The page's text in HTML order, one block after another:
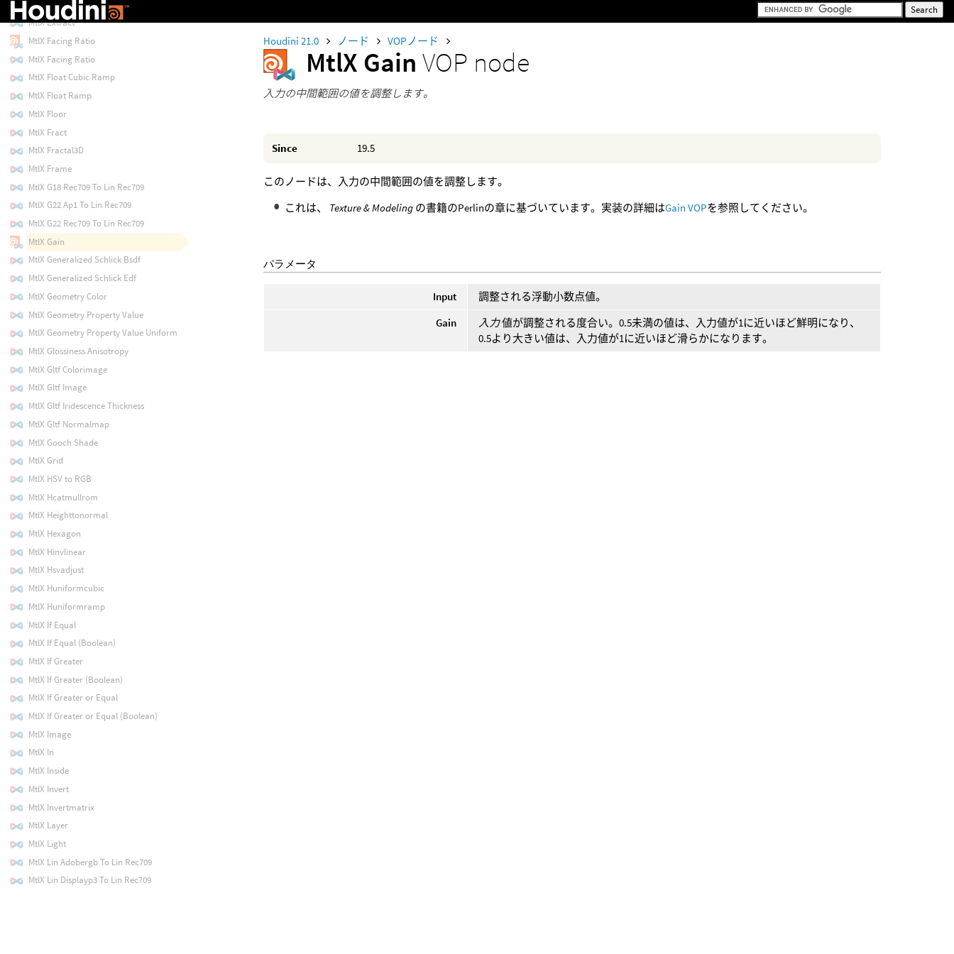
Houdini 21.0 ノード VOPノード
MtlX GainVOP node
入力の中間範囲の値を調整します。
Since 19.5
このノードは、入力の中間範囲の値を調整します。
これは、 Texture & Modeling の書籍のPerlinの章に基づいています。実装の詳細はGain VOPを参照してください。
パラメータ
Input
調整される浮動小数点値。
Gain
入力値が調整される度合い。0.5未満の値は、入力値が1に近いほど鮮明になり、
0.5より大きい値は、入力値が1に近いほど滑らかになります。
MtlX Exp
MtlX Extract
MtlX Facing Ratio
MtlX Facing Ratio
MtlX Float Cubic Ramp
MtlX Float Ramp
MtlX Floor
MtlX Fract
MtlX Fractal3D
MtlX Frame
MtlX G18 Rec709 To Lin Rec709
MtlX G22 Ap1 To Lin Rec709
MtlX G22 Rec709 To Lin Rec709
MtlX Gain
MtlX Generalized Schlick Bsdf
MtlX Generalized Schlick Edf
MtlX Geometry Color
MtlX Geometry Property Value
MtlX Geometry Property Value Uniform
MtlX Glossiness Anisotropy
MtlX Gltf Colorimage
MtlX Gltf Image
MtlX Gltf Iridescence Thickness
MtlX Gltf Normalmap
MtlX Gooch Shade
MtlX Grid
MtlX HSV to RGB
MtlX Hcatmullrom
MtlX Heighttonormal
MtlX Hexagon
MtlX Hinvlinear
MtlX Hsvadjust
MtlX Huniformcubic
MtlX Huniformramp
MtlX If Equal
MtlX If Equal (Boolean)
MtlX If Greater
MtlX If Greater (Boolean)
MtlX If Greater or Equal
MtlX If Greater or Equal (Boolean)
MtlX Image
MtlX In
MtlX Inside
MtlX Invert
MtlX Invertmatrix
MtlX Layer
MtlX Light
MtlX Lin Adobergb To Lin Rec709
MtlX Lin Displayp3 To Lin Rec709